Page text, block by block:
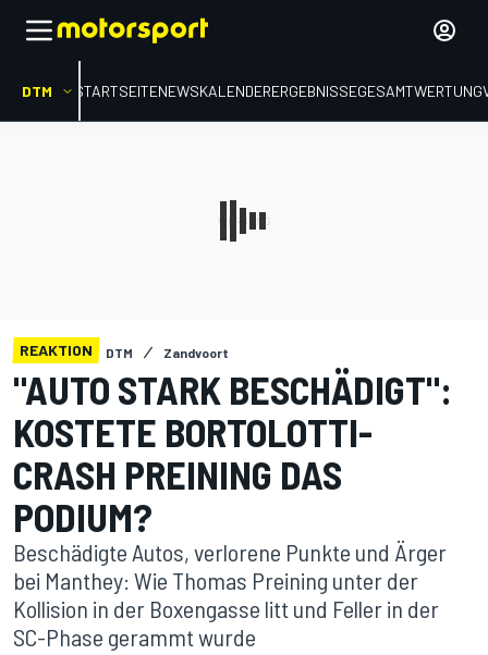
DTM STARTSEITENEWSKALENDERERGEBNISSEGESAMTWERTUNG
REAKTION DTM Zandvoort
"AUTO STARK BESCHÄDIGT":
KOSTETE BORTOLOTTI-
CRASH PREINING DAS
PODIUM?
Beschädigte Autos, verlorene Punkte und Ärger
bei Manthey: Wie Thomas Preining unter der
Kollision in der Boxengasse litt und Feller in der
SC-Phase gerammt wurde